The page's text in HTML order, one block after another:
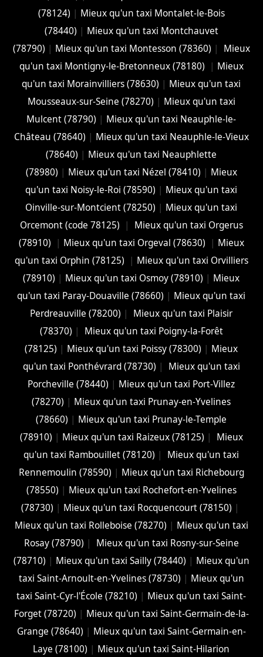
(78124) | Mieux qu'un taxi Montalet-le-Bois
(78440) | Mieux qu'un taxi Montchauvet
(78790) | Mieux qu'un taxi Montesson (78360) |
Mieux
qu'un taxi Montigny-le-Bretonneux (78180)
| Mieux
qu'un taxi Morainvilliers (78630) | Mieux qu'un taxi
Mousseaux-sur-Seine (78270) | Mieux qu'un taxi
Mulcent (78790) | Mieux qu'un taxi Neauphle-le-
Château (78640) | Mieux qu'un taxi Neauphle-le-Vieux
(78640) | Mieux qu'un taxi Neauphlette
(78980) | Mieux qu'un taxi Nézel (78410) | Mieux
qu'un taxi Noisy-le-Roi (78590) | Mieux qu'un taxi
Oinville-sur-Montcient (78250) | Mieux qu'un taxi
Orcemont (code 78125)
|
Mieux qu'un taxi Orgerus
(78910)
| Mieux qu'un taxi Orgeval (78630) | Mieux
qu'un taxi Orphin (78125)
| Mieux qu'un taxi Orvilliers
(78910) | Mieux qu'un taxi Osmoy (78910) | Mieux
qu'un taxi Paray-Douaville (78660) | Mieux qu'un taxi
Perdreauville (78200) |
Mieux qu'un taxi Plaisir
(78370) |
Mieux qu'un taxi Poigny-la-Forêt
(78125) | Mieux qu'un taxi Poissy (78300) | Mieux
qu'un taxi Ponthévrard (78730) |
Mieux qu'un taxi
Porcheville (78440) | Mieux qu'un taxi Port-Villez
(78270) | Mieux qu'un taxi Prunay-en-Yvelines
(78660) | Mieux qu'un taxi Prunay-le-Temple
(78910) | Mieux qu'un taxi Raizeux (78125) |
Mieux
qu'un taxi Rambouillet (78120) |
Mieux qu'un taxi
Rennemoulin (78590) | Mieux qu'un taxi Richebourg
(78550) | Mieux qu'un taxi Rochefort-en-Yvelines
(78730) | Mieux qu'un taxi Rocquencourt (78150) |
Mieux qu'un taxi Rolleboise (78270) | Mieux qu'un taxi
Rosay (78790) |
Mieux qu'un taxi Rosny-sur-Seine
(78710) | Mieux qu'un taxi Sailly (78440) | Mieux qu'un
taxi Saint-Arnoult-en-Yvelines (78730) | Mieux qu'un
taxi Saint-Cyr-l'École (78210) | Mieux qu'un taxi Saint-
Forget (78720) | Mieux qu'un taxi Saint-Germain-de-la-
Grange (78640) | Mieux qu'un taxi Saint-Germain-en-
Laye (78100) | Mieux qu'un taxi Saint-Hilarion